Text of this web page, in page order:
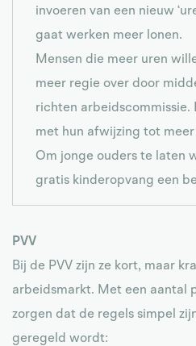
invoeren van een nieuw
gaat werken meer lonen.
Mensen die meer uren
meer regie over door
richten arbeidscommissie.
met hun afwijzing tot
Om jonge ouders te laten
gratis kinderopvang een
PVV
Bij de PVV zijn ze kort, maar
arbeidsmarkt. Met een aantal
zorgen dat de regels simpel
geregeld wordt: